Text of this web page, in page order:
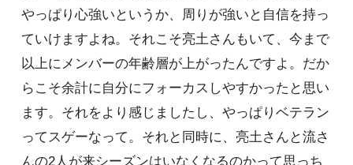
やっぱり心強いというか、周りが強いと自信を持っ
ていけますよね。それこそ亮土さんもいて、今まで
以上にメンバーの年齢層が上がったんですよ。だか
らこそ余計に自分にフォーカスしやすかったと思い
ます。それをより感じましたし、やっぱりベテラン
ってスゲーなって。それと同時に、亮土さんと流さ
んの2人が来シーズンはいなくなるのかって思っち